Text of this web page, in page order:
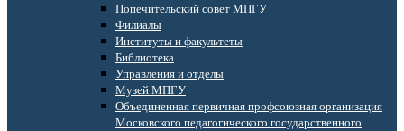
Попечительский совет МПГУ
Филиалы
Институты и факультеты
Библиотека
Управления и отделы
Музей МПГУ
Объединенная первичная профсоюзная организация
Московского педагогического государственного